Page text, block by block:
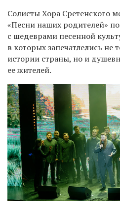
Солисты Хора Сретенского
«Песни наших родителей»
с шедеврами песенной
в которых запечатлелись не
истории страны, но и
ее жителей.